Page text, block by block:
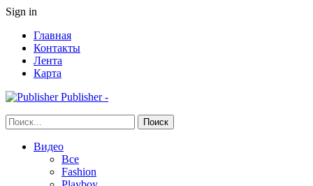
Sign in
Главная
Контакты
Лента
Карта
Publisher -
Видео
Все
Fashion